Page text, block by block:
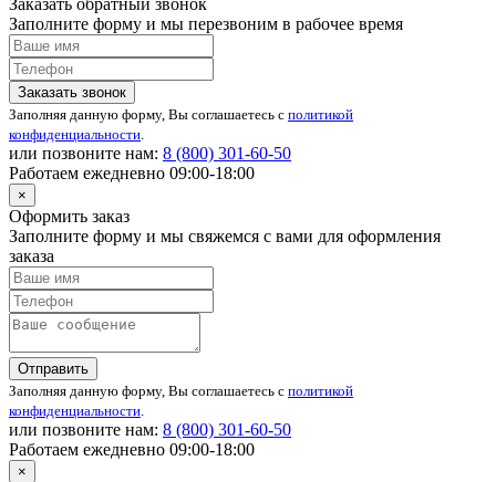
Заказать обратный звонок
Заполните форму и мы перезвоним в рабочее время
Заказать звонок
Заполняя данную форму, Вы соглашаетесь с политикой
конфиденциальности.
или позвоните нам: 8 (800) 301-60-50
Работаем ежедневно 09:00-18:00
×
Оформить заказ
Заполните форму и мы свяжемся с вами для оформления
заказа
Отправить
Заполняя данную форму, Вы соглашаетесь с политикой
конфиденциальности.
или позвоните нам: 8 (800) 301-60-50
Работаем ежедневно 09:00-18:00
×